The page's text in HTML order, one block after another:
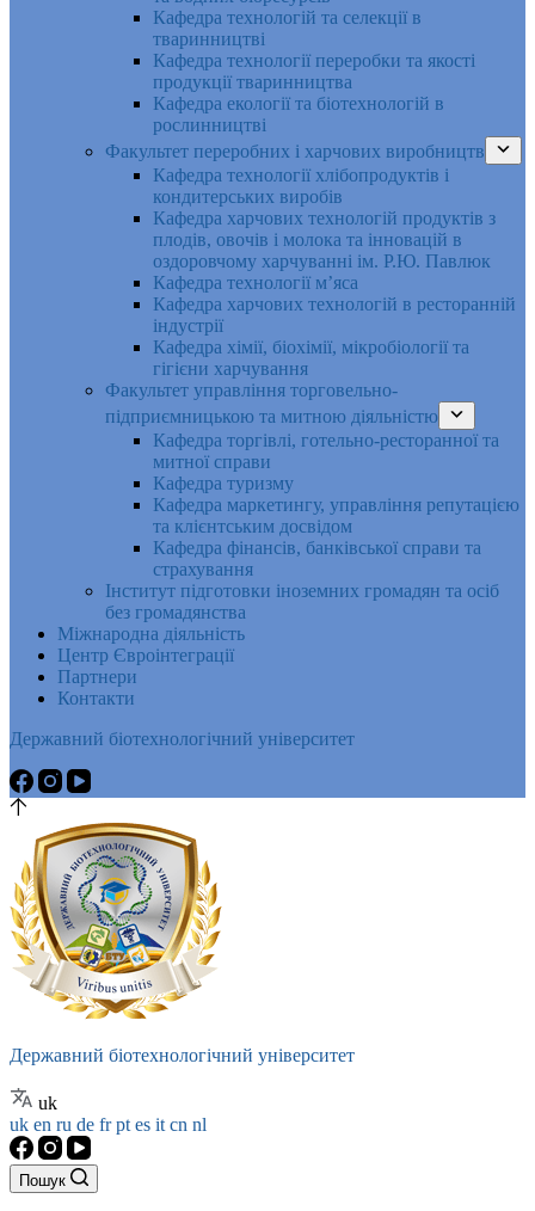
Кафедра технологій та селекції в
тваринництві
Кафедра технології переробки та якості
продукції тваринництва
Кафедра екології та біотехнологій в
рослинництві
Факультет переробних і харчових виробництв
Кафедра технології хлібопродуктів і
кондитерських виробів
Кафедра харчових технологій продуктів з
плодів, овочів і молока та інновацій в
оздоровчому харчуванні ім. Р.Ю. Павлюк
Кафедра технології м’яса
Кафедра харчових технологій в ресторанній
індустрії
Кафедра хімії, біохімії, мікробіології та
гігієни харчування
Факультет управління торговельно-
підприємницькою та митною діяльністю
Кафедра торгівлі, готельно-ресторанної та
митної справи
Кафедра туризму
Кафедра маркетингу, управління репутацією
та клієнтським досвідом
Кафедра фінансів, банківської справи та
страхування
Інститут підготовки іноземних громадян та осіб
без громадянства
Міжнародна діяльність
Центр Євроінтеграції
Партнери
Контакти
Державний біотехнологічний університет
Державний біотехнологічний університет
uk
uk en ru de frpt es it cn nl
Пошук